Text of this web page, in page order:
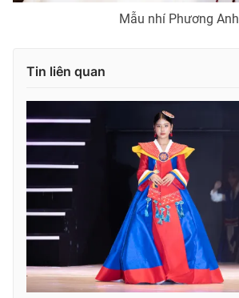
Mẫu nhí Phương Anh
Tin liên quan